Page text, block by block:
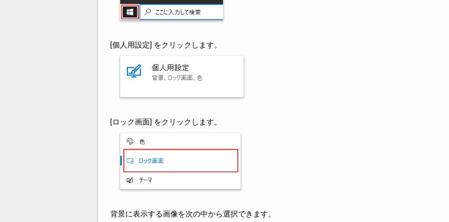
[個人用設定] をクリックします。
[ロック画面] をクリックします。
背景に表示する画像を次の中から選択できます。